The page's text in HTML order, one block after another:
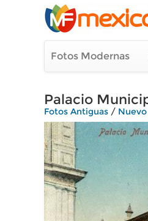
Fotos Modernas
Palacio
Fotos Antiguas /